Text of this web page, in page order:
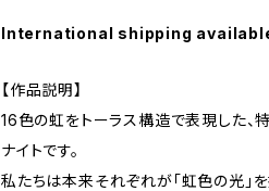
International shipping
【作品説明】
16色の虹をトーラス構造で表現した、
ナイトです。
私たちは本来それぞれが「虹色の光」